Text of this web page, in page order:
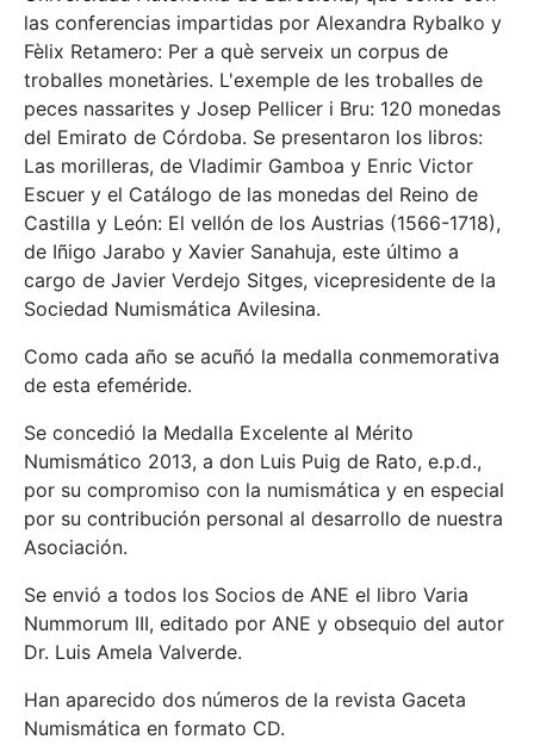
las conferencias impartidas por Alexandra Rybalko y
Fèlix Retamero: Per a què serveix un corpus de
troballes monetàries. L'exemple de les troballes de
peces nassarites y Josep Pellicer i Bru: 120 monedas
del Emirato de Córdoba. Se presentaron los libros:
Las morilleras, de Vladimir Gamboa y Enric Victor
Escuer y el Catálogo de las monedas del Reino de
Castilla y León: El vellón de los Austrias (1566-1718),
de Iñigo Jarabo y Xavier Sanahuja, este último a
cargo de Javier Verdejo Sitges, vicepresidente de la
Sociedad Numismática Avilesina.
Como cada año se acuñó la medalla conmemorativa
de esta efeméride.
Se concedió la Medalla Excelente al Mérito
Numismático 2013, a don Luis Puig de Rato, e.p.d.,
por su compromiso con la numismática y en especial
por su contribución personal al desarrollo de nuestra
Asociación.
Se envió a todos los Socios de ANE el libro Varia
Nummorum III, editado por ANE y obsequio del autor
Dr. Luis Amela Valverde.
Han aparecido dos números de la revista Gaceta
Numismática en formato CD.